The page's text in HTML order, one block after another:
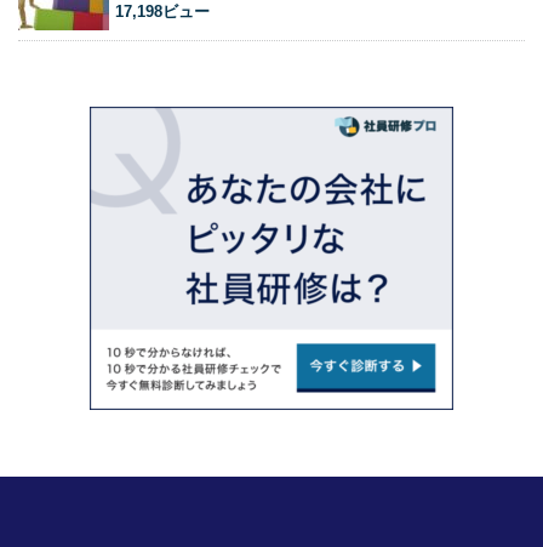
17,198ビュー